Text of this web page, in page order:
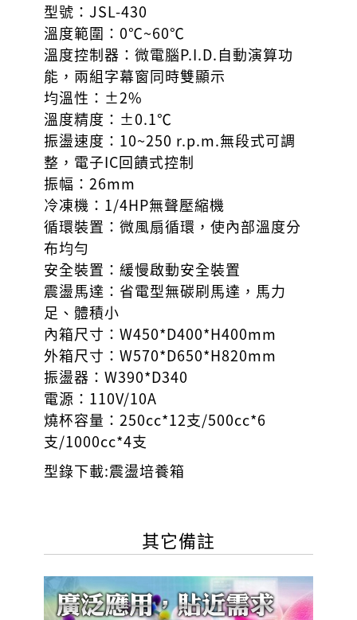
型號：JSL-430
溫度範圍：0℃~60℃
溫度控制器：微電腦P.I.D.自動演算功
能，兩組字幕窗同時雙顯示
均溫性：±2%
溫度精度：±0.1℃
振盪速度：10~250 r.p.m.無段式可調
整，電子IC回饋式控制
振幅：26mm
冷凍機：1/4HP無聲壓縮機
循環裝置：微風扇循環，使內部溫度分
布均勻
安全裝置：緩慢啟動安全裝置
震盪馬達：省電型無碳刷馬達，馬力
足、體積小
內箱尺寸：W450*D400*H400mm
外箱尺寸：W570*D650*H820mm
振盪器：W390*D340
電源：110V/10A
燒杯容量：250cc*12支/500cc*6
支/1000cc*4支
型錄下載:震盪培養箱
其它備註